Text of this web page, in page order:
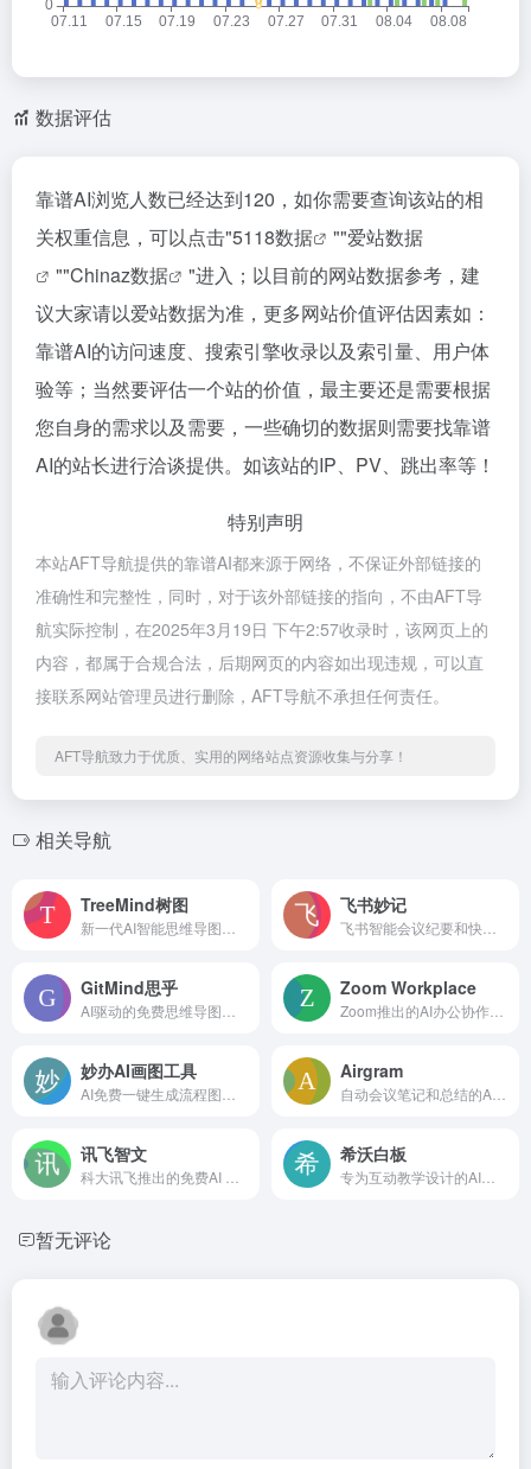
数据评估
靠谱AI浏览人数已经达到120，如你需要查询该站的相
关权重信息，可以点击"5118数据 ""爱站数据
""Chinaz数据
"进入；以目前的网站数据参考，建
议大家请以爱站数据为准，更多网站价值评估因素如：
靠谱AI的访问速度、搜索引擎收录以及索引量、用户体
验等；当然要评估一个站的价值，最主要还是需要根据
您自身的需求以及需要，一些确切的数据则需要找靠谱
AI的站长进行洽谈提供。如该站的IP、PV、跳出率等！
特别声明
本站AFT导航提供的靠谱AI都来源于网络，不保证外部链接的
准确性和完整性，同时，对于该外部链接的指向，不由AFT导
航实际控制，在2025年3月19日 下午2:57收录时，该网页上的
内容，都属于合规合法，后期网页的内容如出现违规，可以直
接联系网站管理员进行删除，AFT导航不承担任何责任。
AFT导航致力于优质、实用的网络站点资源收集与分享！
相关导航
TreeMind树图 飞书妙记
GitMind思乎 Zoom Workplace
妙办AI画图工具 Airgram
讯飞智文 希沃白板
暂无评论